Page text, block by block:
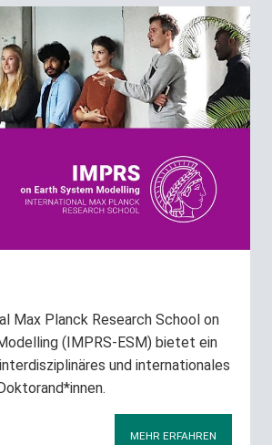
Max Planck Research School on
(IMPRS-ESM) bietet ein
und internationales
MEHR ERFAHREN